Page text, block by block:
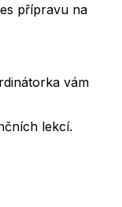
přípravu na
vám
lekcí.